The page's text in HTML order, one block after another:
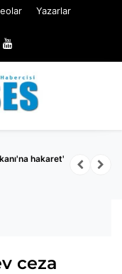
Yazarlar
hakaret'
ceza